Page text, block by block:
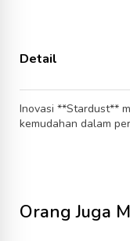
Detail
Inovasi **Stardust**
kemudahan dalam
Orang Juga